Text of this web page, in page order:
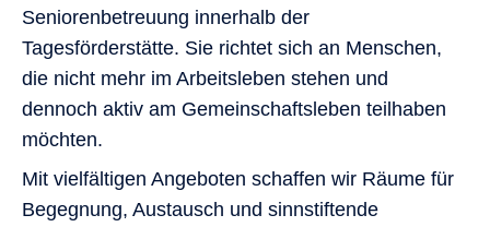
Seniorenbetreuung innerhalb der
Tagesförderstätte. Sie richtet sich an Menschen,
die nicht mehr im Arbeitsleben stehen und
dennoch aktiv am Gemeinschaftsleben teilhaben
möchten.
Mit vielfältigen Angeboten schaffen wir Räume für
Begegnung, Austausch und sinnstiftende